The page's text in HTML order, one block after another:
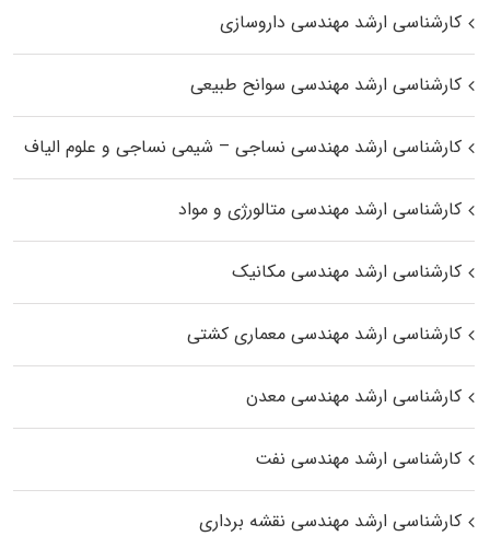
کارشناسی ارشد مهندسی داروسازی
کارشناسی ارشد مهندسی سوانح طبیعی
کارشناسی ارشد مهندسی نساجی – شیمی نساجی و علوم الیاف
کارشناسی ارشد مهندسی متالورژی و مواد
کارشناسی ارشد مهندسی مکانیک
کارشناسی ارشد مهندسی معماری کشتی
کارشناسی ارشد مهندسی معدن
کارشناسی ارشد مهندسی نفت
کارشناسی ارشد مهندسی نقشه برداری